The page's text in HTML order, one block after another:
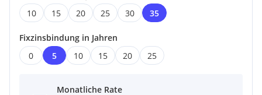
10
15 20 25 30 35
Fixzinsbindung in Jahren
0
5 10 15 20 25
Monatliche Rate